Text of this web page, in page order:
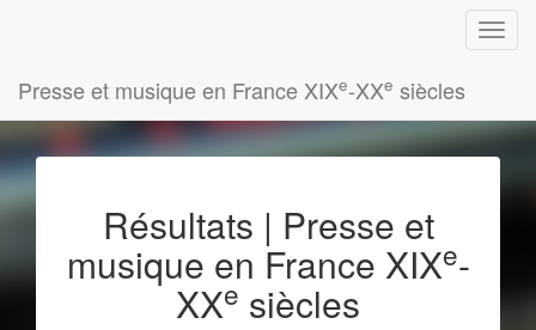
Presse et musique en France XIXe-XXe siècles
Résultats | Presse et
musique en France XIXe-
XXe siècles